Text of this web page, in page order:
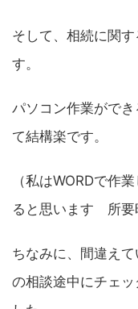
そして、相続に関
す。
パソコン作業がで
て結構楽です。
（私はWORDで作
ると思います 所要
ちなみに、間違え
の相談途中にチェ